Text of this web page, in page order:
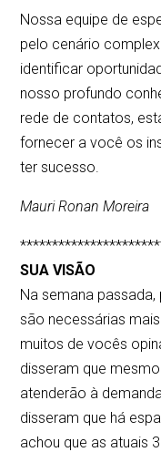
Nossa equipe de
pelo cenário
identificar
nosso profundo
rede de contatos,
fornecer a você os
ter sucesso.
Mauri Ronan Moreira
SUA VISÃO
Na semana
são necessárias
muitos de vocês
disseram que
atenderão à
disseram que há
achou que as atuais